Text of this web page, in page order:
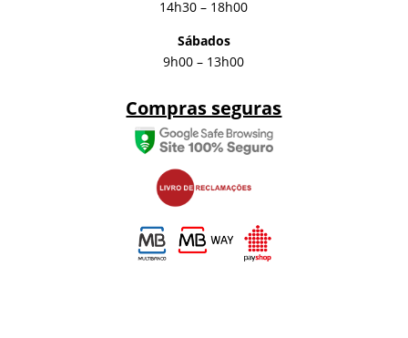
14h30 – 18h00
Sábados
9h00 – 13h00
Compras seguras